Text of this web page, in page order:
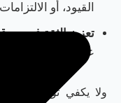
القيود، أو
تعزيز الثقة في
على سجلات رسمية
ولا يكفي توقيع عقد